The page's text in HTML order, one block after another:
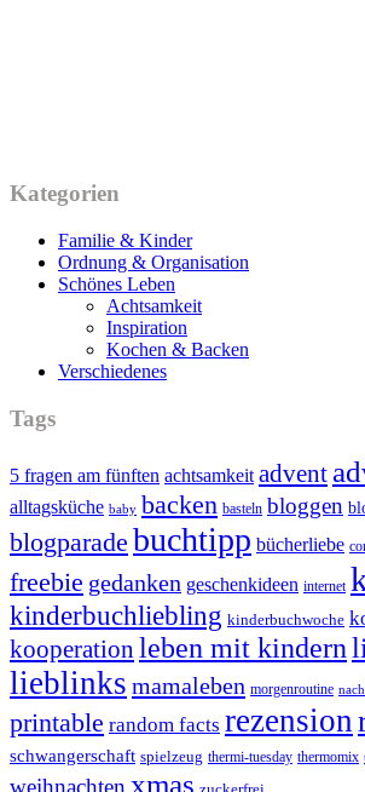
Kategorien
Familie & Kinder
Ordnung & Organisation
Schönes Leben
Achtsamkeit
Inspiration
Kochen & Backen
Verschiedenes
Tags
5 fragen am fünften achtsamkeit advent
alltagsküche baby backen basteln bloggen
blogparade buchtipp bücherliebe
freebie gedanken geschenkideen internet
kinderbuchliebling kinderbuchwoche
kooperation leben mit kindern
lieblinks mamaleben morgenroutine
printable random facts rezension
schwangerschaft spielzeug thermi-tuesday thermomix
xmas